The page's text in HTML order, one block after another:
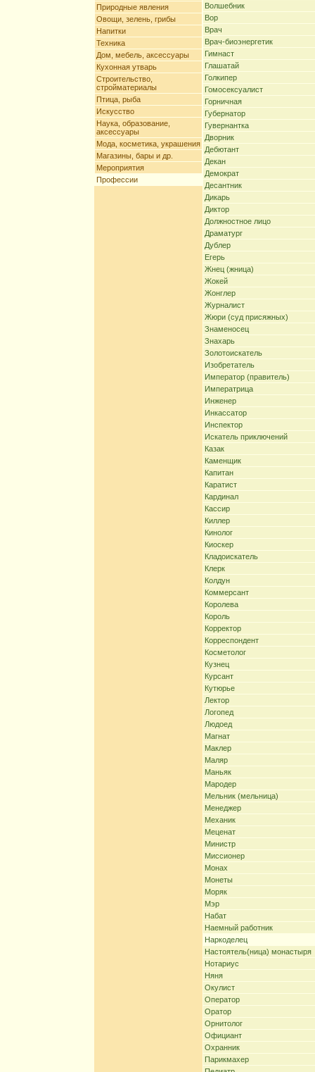
Природные явления
Овощи, зелень, грибы
Напитки
Техника
Дом, мебель, аксессуары
Кухонная утварь
Строительство,
стройматериалы
Птица, рыба
Искусство
Наука, образование,
аксессуары
Мода, косметика, украшения
Магазины, бары и др.
Мероприятия
Профессии
Волшебник
Вор
Врач
Врач-биоэнергетик
Гимнаст
Глашатай
Голкипер
Гомосексуалист
Горничная
Губернатор
Гувернантка
Дворник
Дебютант
Декан
Демократ
Десантник
Дикарь
Диктор
Должностное лицо
Драматург
Дублер
Егерь
Жнец (жница)
Жокей
Жонглер
Журналист
Жюри (суд присяжных)
Знаменосец
Знахарь
Золотоискатель
Изобретатель
Император (правитель)
Императрица
Инженер
Инкассатор
Инспектор
Искатель приключений
Казак
Каменщик
Капитан
Каратист
Кардинал
Кассир
Киллер
Кинолог
Киоскер
Кладоискатель
Клерк
Колдун
Коммерсант
Королева
Король
Корректор
Корреспондент
Косметолог
Кузнец
Курсант
Кутюрье
Лектор
Логопед
Людоед
Магнат
Маклер
Маляр
Маньяк
Мародер
Мельник (мельница)
Менеджер
Механик
Меценат
Министр
Миссионер
Монах
Монеты
Моряк
Мэр
Набат
Наемный работник
Наркоделец
Настоятель(ница) монастыря
Нотариус
Няня
Окулист
Оператор
Оратор
Орнитолог
Официант
Охранник
Парикмахер